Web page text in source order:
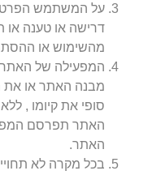
על המשתמש הפרטי
דרישה או טענה או
מהשימוש או
המפעילה של
מבנה האתר או את
סופי את קיומו ,
האתר תפרסם
האתר.
בכל מקרה לא